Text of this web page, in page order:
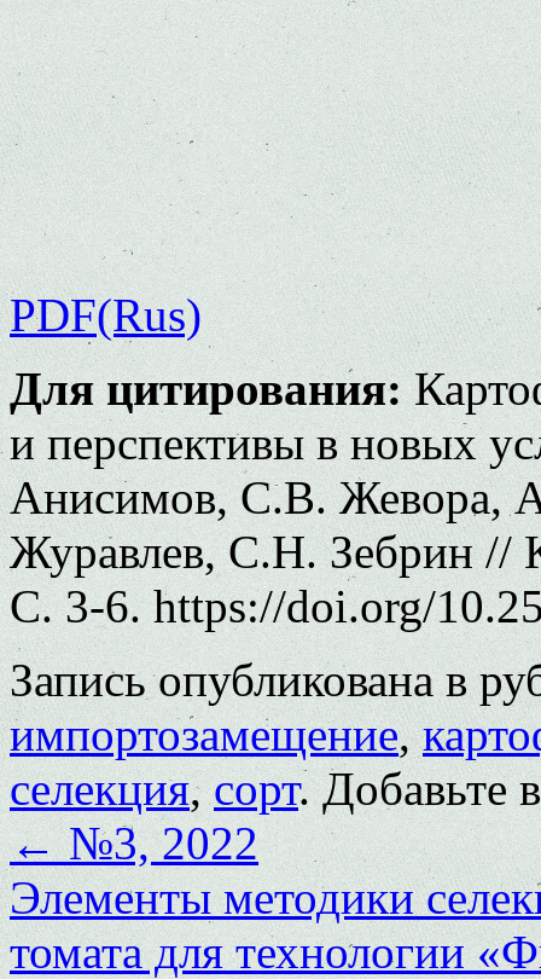
PDF(Rus)
Для цитирования:
и перспективы в новых
Анисимов, С.В.
Журавлев, С.Н. Зебрин //
С. 3-6. https://doi.org/
Запись опубликована в
импортозамещение,
селекция,сорт. Добавьте
←№3, 2022
Элементы методики
томата для технологии